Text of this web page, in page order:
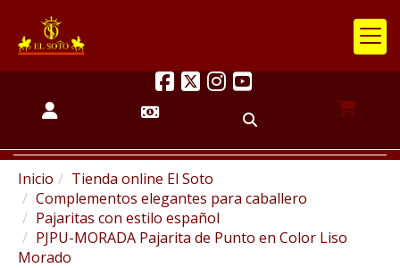
Inicio
Tienda online El Soto
Complementos elegantes para caballero
Pajaritas con estilo español
PJPU-MORADA Pajarita de Punto en Color Liso
Morado